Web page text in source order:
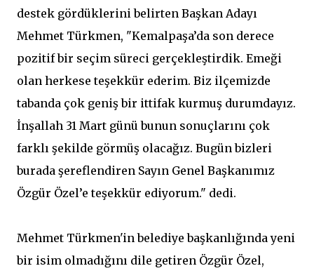
destek gördüklerini belirten Başkan Adayı
Mehmet Türkmen, "Kemalpaşa’da son derece
pozitif bir seçim süreci gerçekleştirdik. Emeği
olan herkese teşekkür ederim. Biz ilçemizde
tabanda çok geniş bir ittifak kurmuş durumdayız.
İnşallah 31 Mart günü bunun sonuçlarını çok
farklı şekilde görmüş olacağız. Bugün bizleri
burada şereflendiren Sayın Genel Başkanımız
Özgür Özel’e teşekkür ediyorum." dedi.
Mehmet Türkmen'in belediye başkanlığında yeni
bir isim olmadığını dile getiren Özgür Özel,